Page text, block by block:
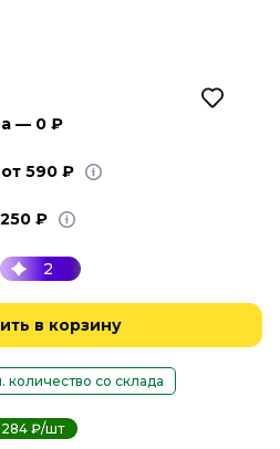
— 0 ₽
590 ₽
₽
2
в корзину
количество со склада
284 ₽/шт